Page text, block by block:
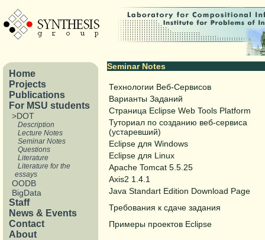
Home
Projects
Publications
For MSU students
>DOT
Description
Lecture Notes
Seminar Notes
Questions
Literature
Literature for the
essays
OODB
BigData
Staff
News & Events
Contact
About
Seminar Notes
Технологии Веб-Сервисов
Варианты Заданий
Страница Eclipse Web Tools Platform
Туториал по созданию веб-сервиса
(устаревший)
Eclipse для Windows
Eclipse для Linux
Apache Tomcat 5.5.25
Axis2 1.4.1
Java Standart Edition Download Page
Требования к сдаче задания
Примеры проектов Eclipse